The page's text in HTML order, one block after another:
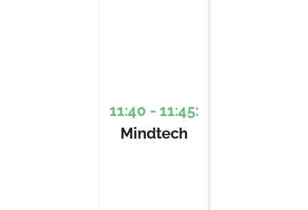
11:40 - 11:45:
Mindtech